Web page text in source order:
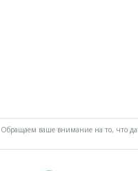
Обращаем ваше внимание на то, что